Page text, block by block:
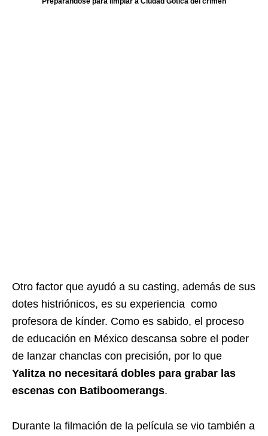
Otro factor que ayudó a su casting, además de sus
dotes histriónicos, es su experiencia como
profesora de kínder. Como es sabido, el proceso
de educación en México descansa sobre el poder
de lanzar chanclas con precisión, por lo que
Yalitza no necesitará dobles para grabar las
escenas con Batiboomerangs.
Durante la filmación de la película se vio también a